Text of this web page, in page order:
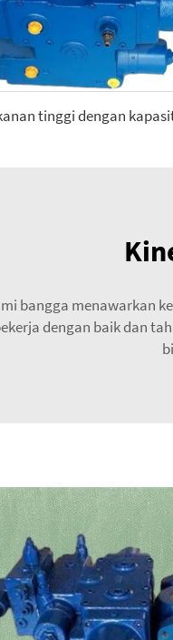
bangga menawarkan
dengan baik dan